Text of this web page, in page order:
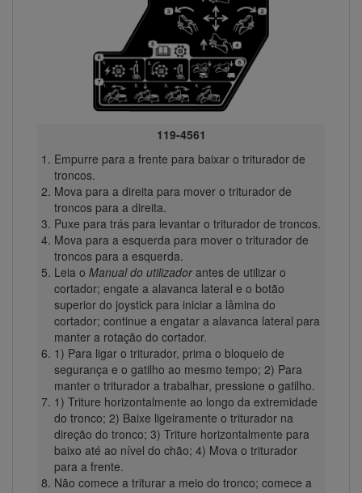
119-4561
Empurre para a frente para baixar o triturador de
troncos.
Mova para a direita para mover o triturador de
troncos para a direita.
Puxe para trás para levantar o triturador de troncos.
Mova para a esquerda para mover o triturador de
troncos para a esquerda.
Leia o Manual do utilizadorantes de utilizar o
cortador; engate a alavanca lateral e o botão
superior do joystick para iniciar a lâmina do
cortador; continue a engatar a alavanca lateral para
manter a rotação do cortador.
1) Para ligar o triturador, prima o bloqueio de
segurança e o gatilho ao mesmo tempo; 2) Para
manter o triturador a trabalhar, pressione o gatilho.
1) Triture horizontalmente ao longo da extremidade
do tronco; 2) Baixe ligeiramente o triturador na
direção do tronco; 3) Triture horizontalmente para
baixo até ao nível do chão; 4) Mova o triturador
para a frente.
Não comece a triturar a meio do tronco; comece a